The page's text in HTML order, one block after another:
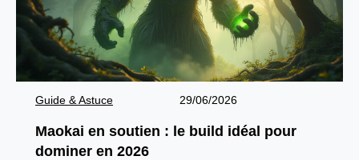
Guide & Astuce 29/06/2026
Maokai en soutien : le build idéal pour
dominer en 2026